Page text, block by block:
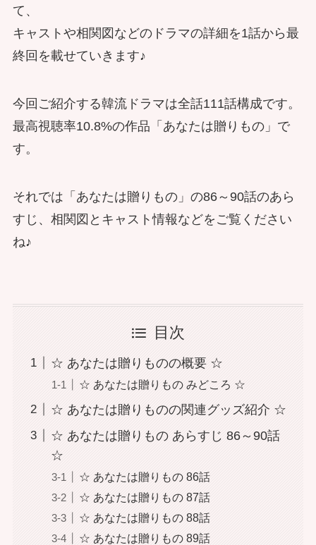
て、
キャストや相関図などのドラマの詳細を1話から最
終回を載せていきます♪
今回ご紹介する韓流ドラマは全話111話構成です。
最高視聴率10.8%の作品「あなたは贈りもの」で
す。
それでは「あなたは贈りもの」の86～90話のあら
すじ、相関図とキャスト情報などをご覧ください
ね♪
目次
☆ あなたは贈りものの概要 ☆
☆ あなたは贈りもの みどころ ☆
☆ あなたは贈りものの関連グッズ紹介 ☆
☆ あなたは贈りもの あらすじ 86～90話
☆
☆ あなたは贈りもの 86話
☆ あなたは贈りもの 87話
☆ あなたは贈りもの 88話
☆ あなたは贈りもの 89話